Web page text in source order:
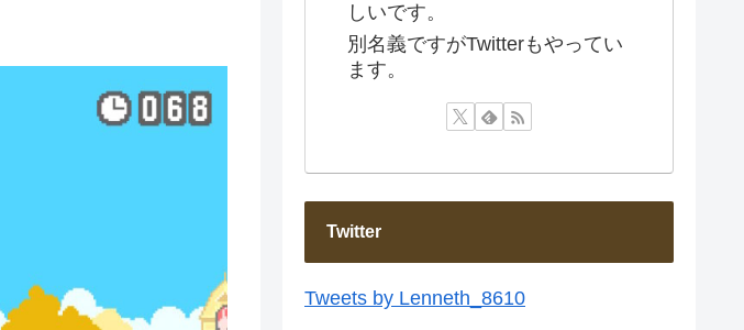
しいです。
別名義ですがTwitterもやってい
ます。
Twitter
Tweets by Lenneth_8610